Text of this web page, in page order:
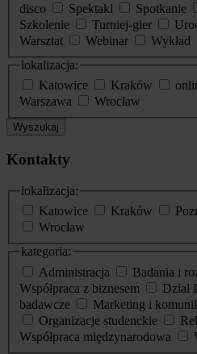
disco
Spektakl Spotkanie
Szkolenie
Turniej-gier
Warsztat
Webinar Wykład
lokalizacja:
Katowice
Kraków
Warszawa
Wrocław
Wyszukaj
Kontakty
lokalizacja:
Katowice
Kraków
Wrocław
kategoria:
Administracja
Badania i
Współpraca z biznesem
Dział
badawcze
Marketing i
Organizacje studenckie
Współpraca międzynarodowa